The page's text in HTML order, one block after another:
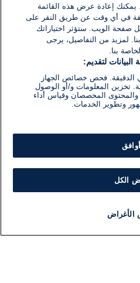
يمكنك إعادة عرض هذه القائمة
في أي وقت عن طريق النقر على
صفحة الويب. ستؤثر اختياراتك
لمزيد من التفاصيل، يرجى
بنا.
لتقديم:
الدقيقة. فحص خصائص الجهاز
تخزين المعلومات و/أو الوصول
والمحتوى المخصصان وقياس أداء
وتطوير الخدمات.
أوافق
الكل